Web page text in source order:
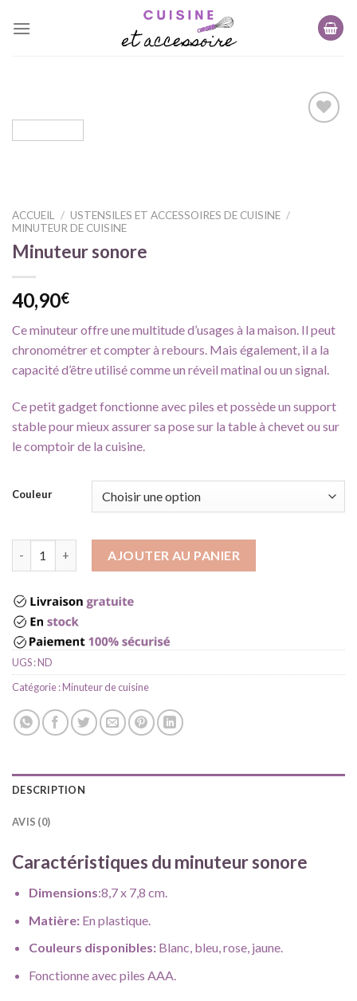
ACCUEIL / USTENSILES ET ACCESSOIRES DE CUISINE /
MINUTEUR DE CUISINE
Minuteur sonore
40,90€
Ce minuteur offre une multitude d’usages à la maison. Il peut
chronométrer et compter à rebours. Mais également, il a la
capacité d’être utilisé comme un réveil matinal ou un signal.
Ce petit gadget fonctionne avec piles et possède un support
stable pour mieux assurer sa pose sur la table à chevet ou sur
le comptoir de la cuisine.
Couleur
AJOUTER AU PANIER
UGS :ND
Catégorie :Minuteur de cuisine
DESCRIPTION
AVIS (0)
Caractéristiques du minuteur sonore
Dimensions:8,7 x 7,8 cm.
Matière:En plastique.
Couleurs disponibles:Blanc, bleu, rose, jaune.
Fonctionne avec piles AAA.